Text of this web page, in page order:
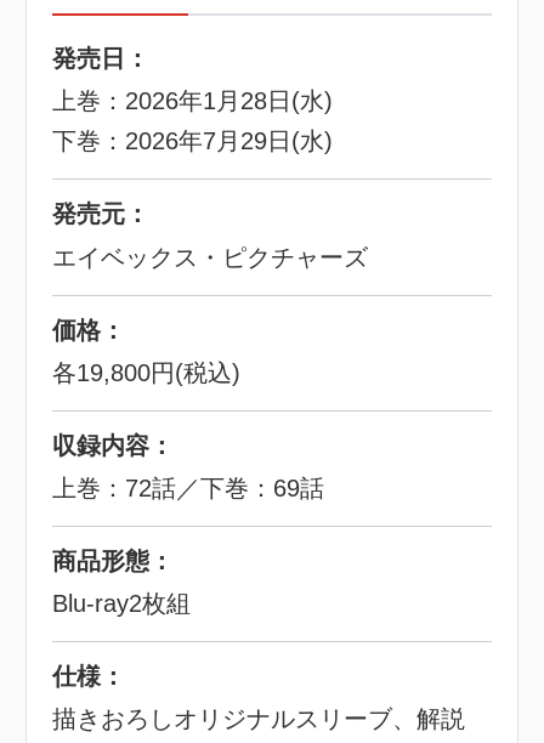
発売日：
上巻：2026年1月28日(水)
下巻：2026年7月29日(水)
発売元：
エイベックス・ピクチャーズ
価格：
各19,800円(税込)
収録内容：
上巻：72話／下巻：69話
商品形態：
Blu-ray2枚組
仕様：
描きおろしオリジナルスリーブ、解説